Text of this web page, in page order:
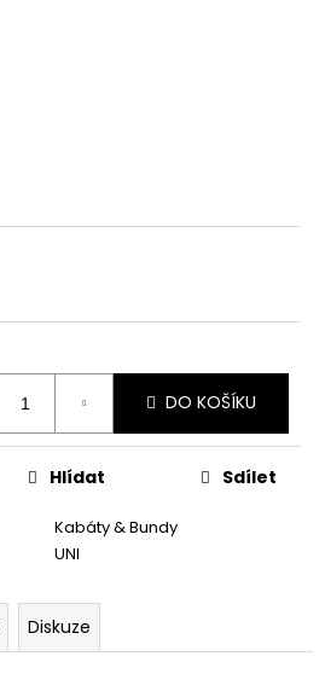
DO KOŠÍKU
Kabáty & Bundy
UNI
Hlídat Sdílet
Diskuze